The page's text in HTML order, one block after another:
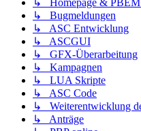
↳ Homepage & PBEM
↳ Bugmeldungen
↳ ASC Entwicklung
↳ ASCGUI
↳ GFX-Überarbeitung
↳ Kampagnen
↳ LUA Skripte
↳ ASC Code
↳ Weiterentwicklung
↳ Anträge